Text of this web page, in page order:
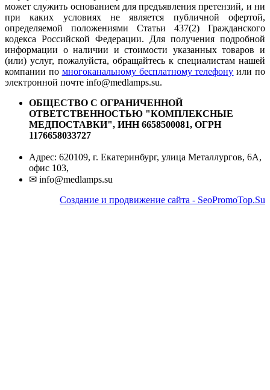
может служить основанием для предъявления претензий, и ни
при каких условиях не является публичной офертой,
определяемой положениями Статьи 437(2) Гражданского
кодекса Российской Федерации. Для получения подробной
информации о наличии и стоимости указанных товаров и
(или) услуг, пожалуйста, обращайтесь к специалистам нашей
компании по многоканальному бесплатному телефону или по
электронной почте info@medlamps.su.
ОБЩЕСТВО С ОГРАНИЧЕННОЙ
ОТВЕТСТВЕННОСТЬЮ "КОМПЛЕКСНЫЕ
МЕДПОСТАВКИ", ИНН 6658500081, ОГРН
1176658033727
Адрес: 620109, г. Екатеринбург, улица Металлургов, 6А,
офис 103,
✉ info@medlamps.su
Создание и продвижение сайта - SeoPromoTop.Su